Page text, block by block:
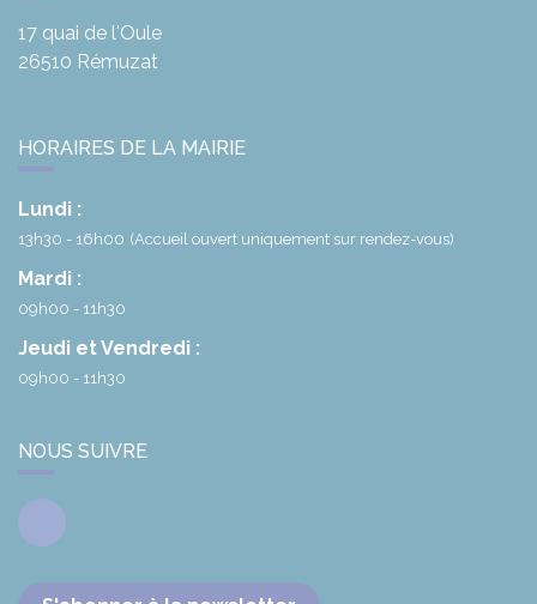
17 quai de l'Oule
26510 Rémuzat
HORAIRES DE LA MAIRIE
Lundi :
13h30 - 16h00 (Accueil ouvert uniquement sur rendez-vous)
Mardi :
09h00 - 11h30
Jeudi et Vendredi :
09h00 - 11h30
NOUS SUIVRE
Facebook